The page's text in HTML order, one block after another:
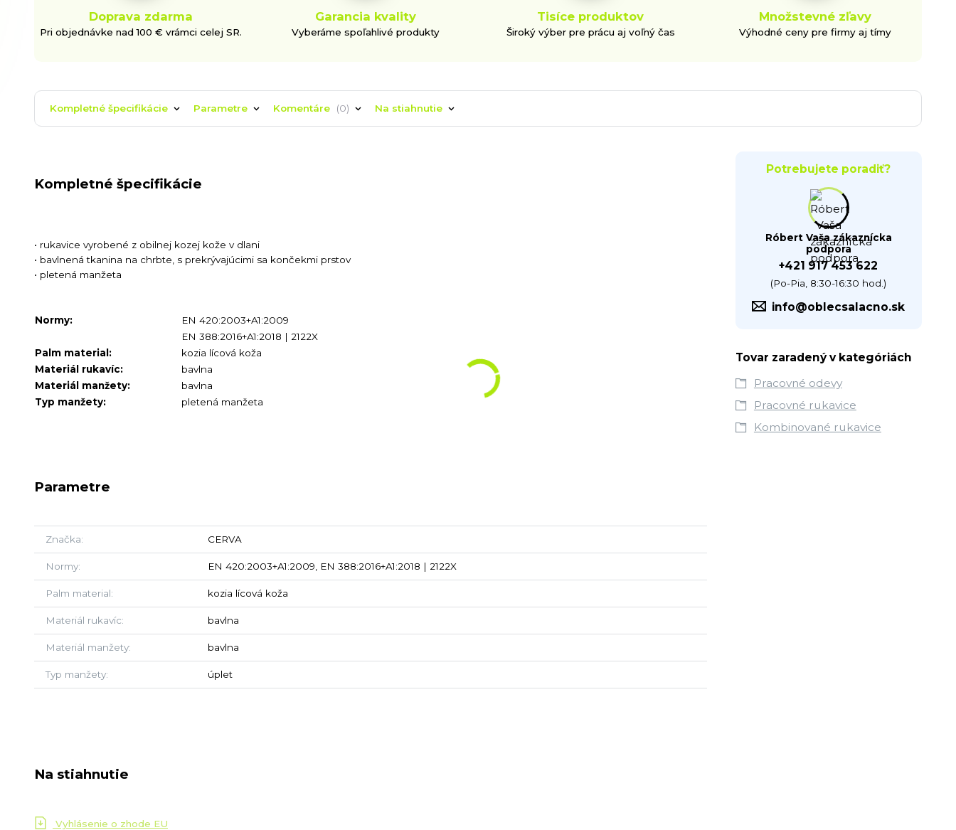
Doprava zdarma
Pri objednávke nad 100 € vrámci celej SR.
Garancia kvality
Vyberáme spoľahlivé produkty
Tisíce produktov
Široký výber pre prácu aj voľný čas
Množstevné zľavy
Výhodné ceny pre firmy aj tímy
Kompletné špecifikácie Parametre Komentáre 0 Na stiahnutie
Kompletné špecifikácie
• rukavice vyrobené z obilnej kozej kože v dlani
• bavlnená tkanina na chrbte, s prekrývajúcimi sa končekmi prstov
• pletená manžeta
Normy:
EN 420:2003+A1:2009
EN 388:2016+A1:2018 | 2122X
Palm material:
kozia lícová koža
Materiál rukavíc:
bavlna
Materiál manžety:
bavlna
Typ manžety:
pletená manžeta
Parametre
Značka CERVA
Normy EN 420:2003+A1:2009, EN 388:2016+A1:2018 | 2122X
Palm material kozia lícová koža
Materiál rukavíc bavlna
Materiál manžety bavlna
Typ manžety úplet
Potrebujete poradiť?
Róbert Vaša zákaznícka
podpora
+421 917 453 622
(Po-Pia, 8:30-16:30 hod.)
info@oblecsalacno.sk
Tovar zaradený v kategóriách
Pracovné odevy
Pracovné rukavice
Kombinované rukavice
Na stiahnutie
Vyhlásenie o zhode EU